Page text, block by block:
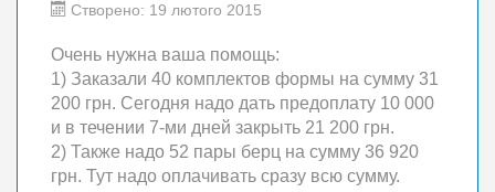
Створено: 19 лютого 2015
Очень нужна ваша помощь:
1) Заказали 40 комплектов формы на сумму 31
200 грн. Сегодня надо дать предоплату 10 000
и в течении 7-ми дней закрыть 21 200 грн.
2) Также надо 52 пары берц на сумму 36 920
грн. Тут надо оплачивать сразу всю сумму.